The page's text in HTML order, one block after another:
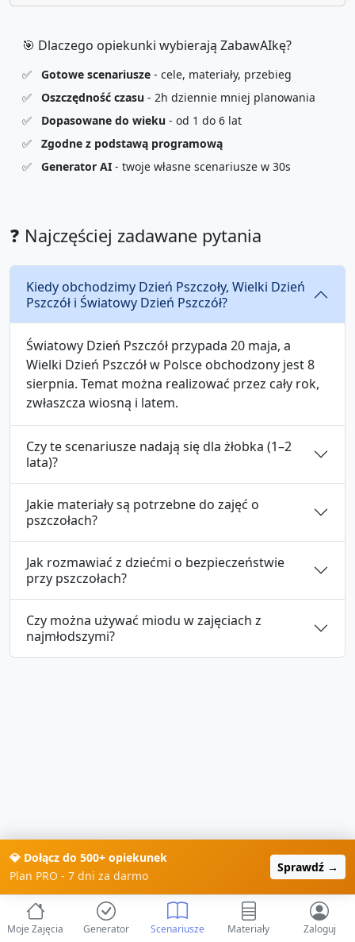
🎯 Dlaczego opiekunki wybierają ZabawAIkę?
✅ Gotowe scenariusze - cele, materiały, przebieg
✅
Oszczędność czasu - 2h dziennie mniej planowania
✅
Dopasowane do wieku - od 1 do 6 lat
✅
Zgodne z podstawą programową
✅
Generator AI - twoje własne scenariusze w 30s
❓ Najczęściej zadawane pytania
Kiedy obchodzimy Dzień Pszczoły, Wielki Dzień
Pszczół i Światowy Dzień Pszczół?
Światowy Dzień Pszczół przypada 20 maja, a
Wielki Dzień Pszczół w Polsce obchodzony jest 8
sierpnia. Temat można realizować przez cały rok,
zwłaszcza wiosną i latem.
Czy te scenariusze nadają się dla żłobka (1–2
lata)?
Jakie materiały są potrzebne do zajęć o
pszczołach?
Jak rozmawiać z dziećmi o bezpieczeństwie
przy pszczołach?
Czy można używać miodu w zajęciach z
najmłodszymi?
💎 Dołącz do 500+ opiekunek
Plan PRO - 7 dni za darmo
Sprawdź →
Moje Zajęcia Generator Scenariusze Materiały Zaloguj